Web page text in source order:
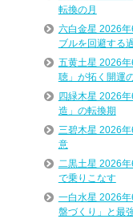
転換の月
六白金星 2026
ブルを回避する
五黄土星 2026
聴」が拓く開運
四緑木星 2026
造」の転換期
三碧木星 2026
意
二黒土星 2026年
で乗りこなす
一白水星 2026
盤づくり」と最